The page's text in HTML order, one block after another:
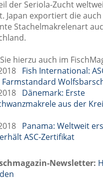
der Seriola-Zucht
Japan exportiert die
Stachelmakrelenart
hierzu auch im
Fish International:
Farmstandard
Dänemark: Erste
aus der
Panama: Weltweit
ASC-Zertifikat
Newsletter: